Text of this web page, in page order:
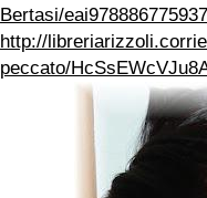
Bertasi/
http://
peccato/